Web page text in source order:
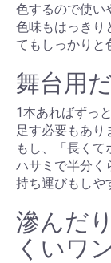
色するので使い
色味もはっきり
てもしっかりと
舞台用
1本あればずっ
足す必要もあり
もし、「長く
ハサミで半分く
持ち運びもしや
滲んだ
くいワ